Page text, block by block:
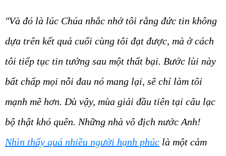
"Và đó là lúc Chúa nhắc nhở tôi rằng đức tin không
dựa trên kết quả cuối cùng tôi đạt được, mà ở cách
tôi tiếp tục tin tưởng sau một thất bại. Bước lùi này
bất chấp mọi nỗi đau nó mang lại, sẽ chỉ làm tôi
mạnh mẽ hơn. Dù vậy, mùa giải đầu tiên tại câu lạc
bộ thật khó quên. Những nhà vô địch nước Anh!
Nhìn thấy quá nhiều người hạnh phúc là một cảm